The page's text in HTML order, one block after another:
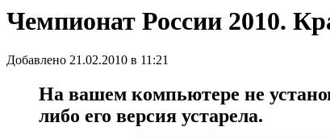
Чемпионат России 2010.
Добавлено 21.02.2010 в 11:21
На вашем компьютере не
либо его версия устарела.